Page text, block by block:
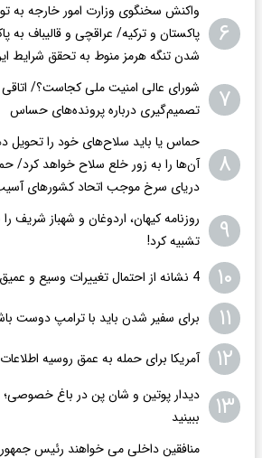
۶
واکنش سخنگوی وزارت امور خارجه به
پاکستان و ترکیه/ عراقچی و قالیباف به
شدن تنگه هرمز منوط به تحقق شرایط
۷
شورای عالی امنیت ملی کجاست؟/
تصمیم‌گیری درباره پرونده‌های حساس
۸
حماس یا باید سلاح‌های خود را تحویل
آن‌ها را به‌ زور خلع سلاح خواهد کرد/
دریای سرخ موجب اتحاد کشورهای
۹
روزنامه کیهان، اردوغان و شهباز شریف را
تشبیه کرد!
۱۰ 4 نشانه از احتمال تغییرات وسیع و عمیق در حکمرانی
۱۱ برای سفیر شدن باید با ترامپ دوست
۱۲ آمریکا برای حمله به عمق روسیه
۱۳
دیدار پوتین و شان پن در باغ
ببینید
منافقین داخلی می خواهند رئیس